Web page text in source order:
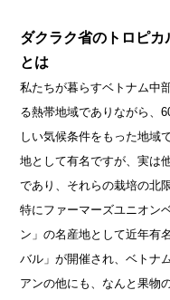
ダクラク省のトロピカ
とは
私たちが暮らすベトナム中
る熱帯地域でありながら、
しい気候条件をもった地域
地として有名ですが、実は
であり、それらの栽培の北
特にファーマーズユニオン
ン」の名産地として近年有
バル」が開催され、ベトナ
アンの他にも、なんと果物